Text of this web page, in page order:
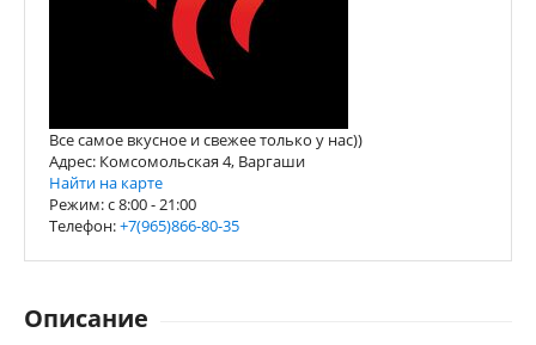
Все самое вкусное и свежее только у нас))
Адрес: Комсомольская 4, Варгаши
Найти на карте
Режим: c 8:00 - 21:00
Телефон:+7(965)866-80-35
Описание